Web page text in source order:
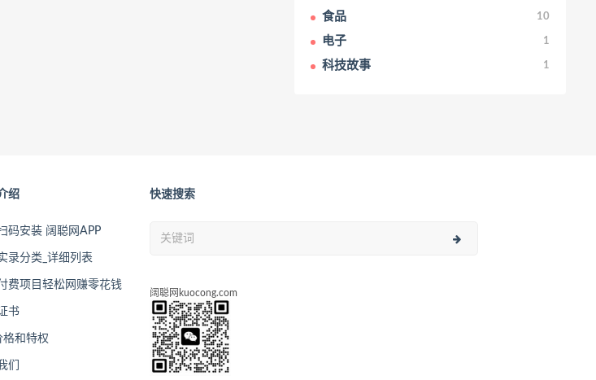
食品 10
电子 1
科技故事 1
绍
码安装 阔聪网APP
录分类_详细列表
费项目轻松网赚零花钱
书
格和特权
们
快速搜索
阔聪网kuocong.com